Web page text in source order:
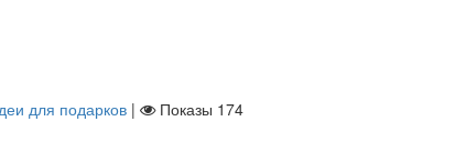
для подарков | Показы 174